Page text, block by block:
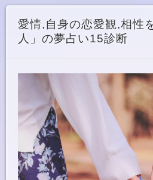
愛情,自身の恋愛観,相性
人」の夢占い15診断